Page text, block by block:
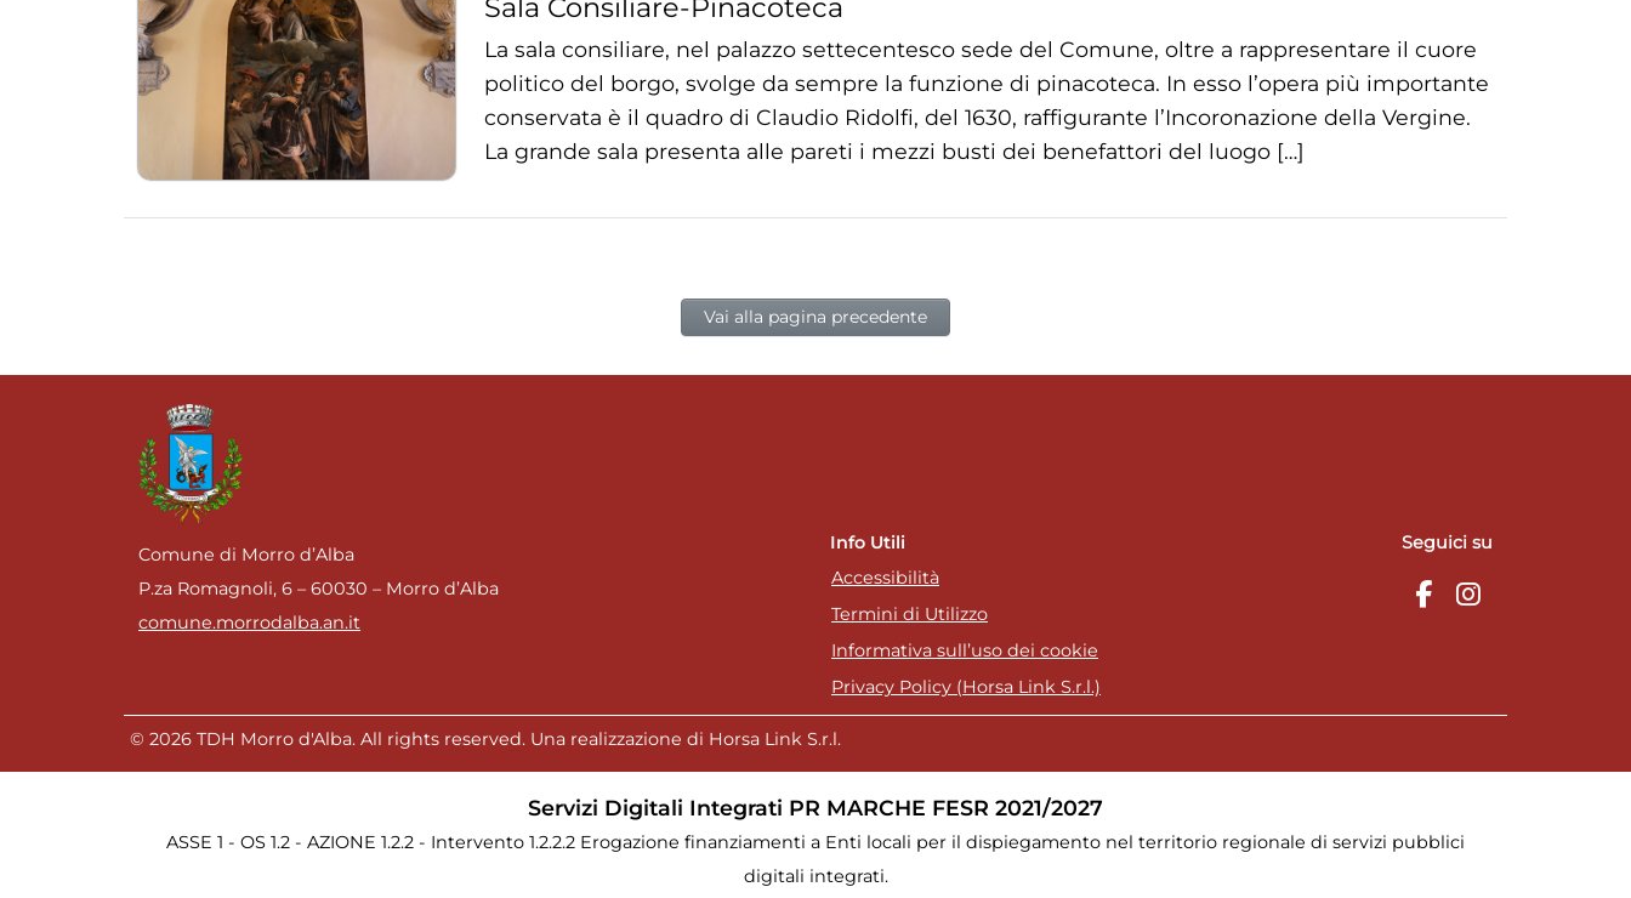
Sala Consiliare-Pinacoteca
La sala consiliare, nel palazzo settecentesco sede del Comune, oltre a rappresentare il cuore
politico del borgo, svolge da sempre la funzione di pinacoteca. In esso l’opera più importante
conservata è il quadro di Claudio Ridolfi, del 1630, raffigurante l’Incoronazione della Vergine.
La grande sala presenta alle pareti i mezzi busti dei benefattori del luogo […]
i
post
Vai alla pagina precedente
Comune di Morro d’Alba
P.za Romagnoli, 6 – 60030 – Morro d’Alba
comune.morrodalba.an.it
Info Utili
Accessibilità
Termini di Utilizzo
Informativa sull’uso dei cookie
Privacy Policy (Horsa Link S.r.l.)
Seguici su
© 2026 TDH Morro d'Alba. All rights reserved. Una realizzazione di Horsa Link S.r.l.
Servizi Digitali Integrati PR MARCHE FESR 2021/2027
ASSE 1 - OS 1.2 - AZIONE 1.2.2 - Intervento 1.2.2.2 Erogazione finanziamenti a Enti locali per il dispiegamento nel territorio regionale di servizi pubblici
digitali integrati.